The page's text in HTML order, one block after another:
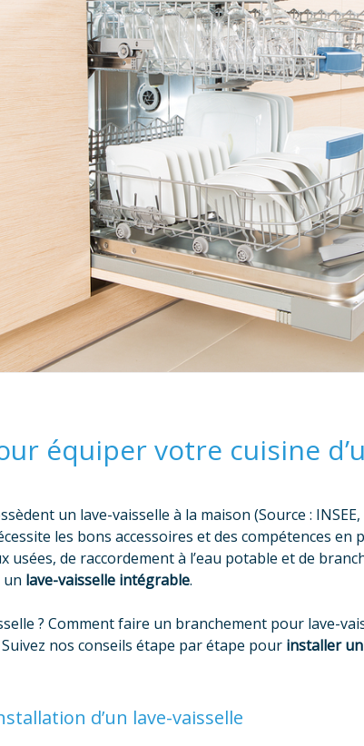
équiper votre cuisine
un lave-vaisselle à la maison (Source : INSEE,
les bons accessoires et des compétences
usées, de raccordement à l’eau potable et de
un lave-vaisselle intégrable.
? Comment faire un branchement pour lave-
nos conseils étape par étape pour installer
d’un lave-vaisselle